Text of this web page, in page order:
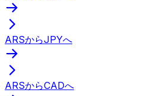
ARSからJPYへ
ARSからCADへ